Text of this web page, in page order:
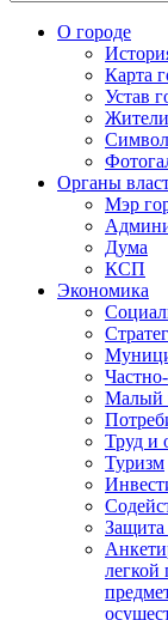
О городе
Карта
Устав
Органы
Мэр
Дума
КСП
Экономика
Малый
Труд и
Туризм
Защита
легкой